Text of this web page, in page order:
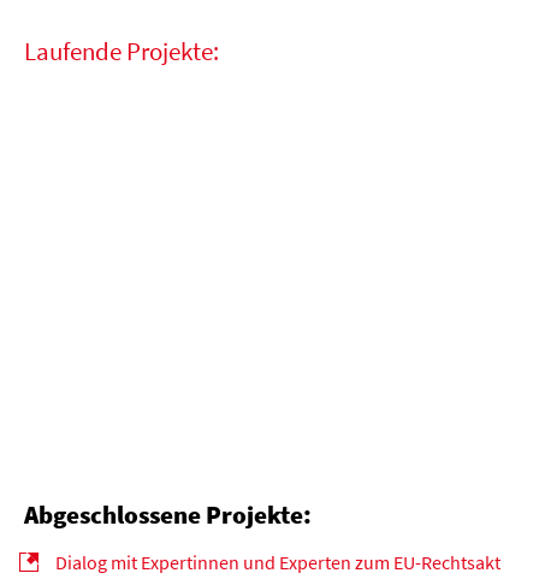
Laufende Projekte:
Abgeschlossene Projekte:
Dialog mit Expertinnen und Experten zum EU-Rechtsakt